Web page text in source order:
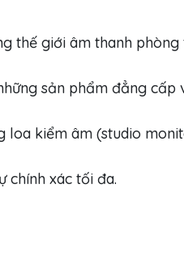
thế giới âm thanh
sản phẩm đẳng cấp
loa kiểm âm (studio
chính xác tối đa.